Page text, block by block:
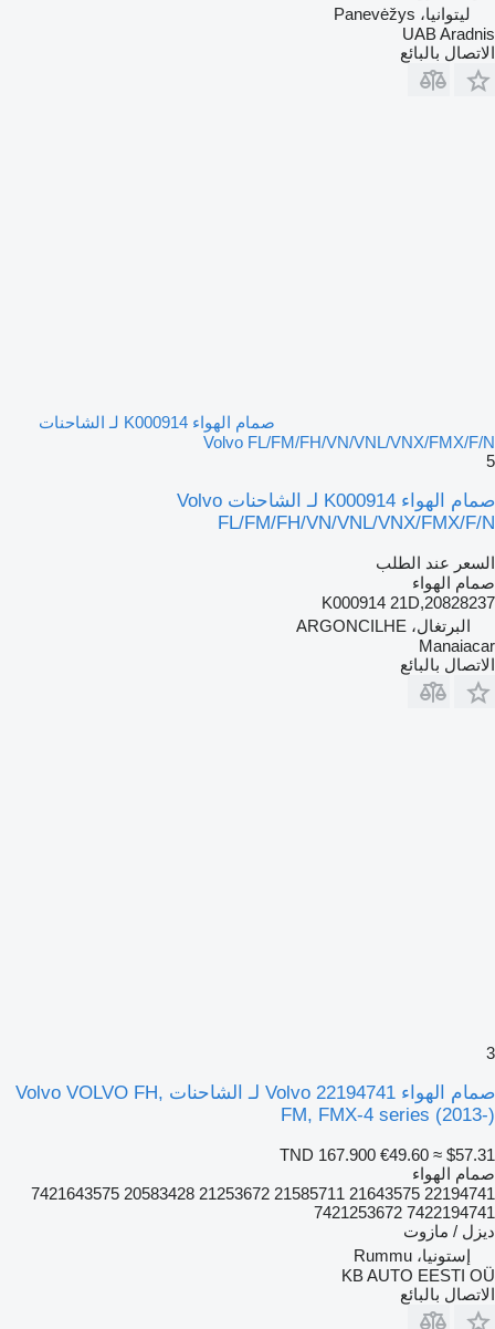
ليتوانيا، Panevėžys
UAB Aradnis
الاتصال بالبائع
صمام الهواء K000914 لـ الشاحنات
Volvo FL/FM/FH/VN/VNL/VNX/FMX/F/N
5
صمام الهواء K000914 لـ الشاحنات Volvo
FL/FM/FH/VN/VNL/VNX/FMX/F/N
السعر عند الطلب
صمام الهواء
K000914 21D,20828237
البرتغال، ARGONCILHE
Manaiacar
الاتصال بالبائع
3
صمام الهواء Volvo 22194741 لـ الشاحنات Volvo VOLVO FH,
FM, FMX-4 series (2013-)
TND 167.900 €49.60 ≈ $57.31
صمام الهواء
22194741 21643575 21585711 21253672 20583428 7421643575
7422194741 7421253672
ديزل / مازوت
إستونيا، Rummu
KB AUTO EESTI OÜ
الاتصال بالبائع